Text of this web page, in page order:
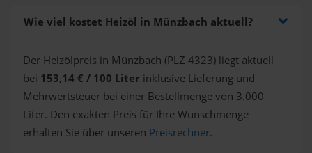
Wie viel kostet Heizöl in Münzbach aktuell?
Der Heizölpreis in Münzbach (PLZ 4323) liegt aktuell
bei 153,14 € / 100 Liter inklusive Lieferung und
Mehrwertsteuer bei einer Bestellmenge von 3.000
Liter. Den exakten Preis für Ihre Wunschmenge
erhalten Sie über unseren Preisrechner.